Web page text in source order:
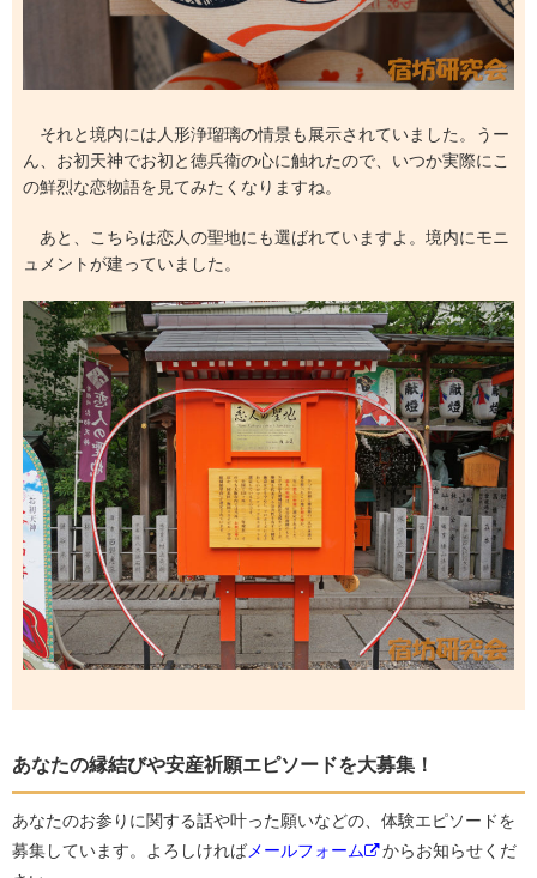
それと境内には人形浄瑠璃の情景も展示されていました。うー
ん、お初天神でお初と徳兵衛の心に触れたので、いつか実際にこ
の鮮烈な恋物語を見てみたくなりますね。
あと、こちらは恋人の聖地にも選ばれていますよ。境内にモニ
ュメントが建っていました。
あなたの縁結びや安産祈願エピソードを大募集！
あなたのお参りに関する話や叶った願いなどの、体験エピソードを
募集しています。よろしければメールフォーム
からお知らせくだ